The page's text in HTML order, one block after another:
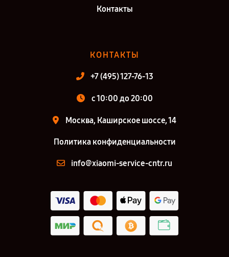
Контакты
КОНТАКТЫ
+7 (495) 127-76-13
с 10:00 до 20:00
Москва, Каширское шоссе, 14
Политика конфиденциальности
info@xiaomi-service-cntr.ru